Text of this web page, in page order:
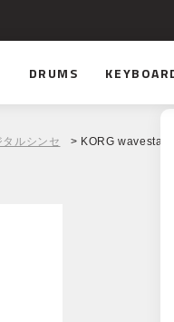
DRUMS
タルシンセ > KORG wavestate